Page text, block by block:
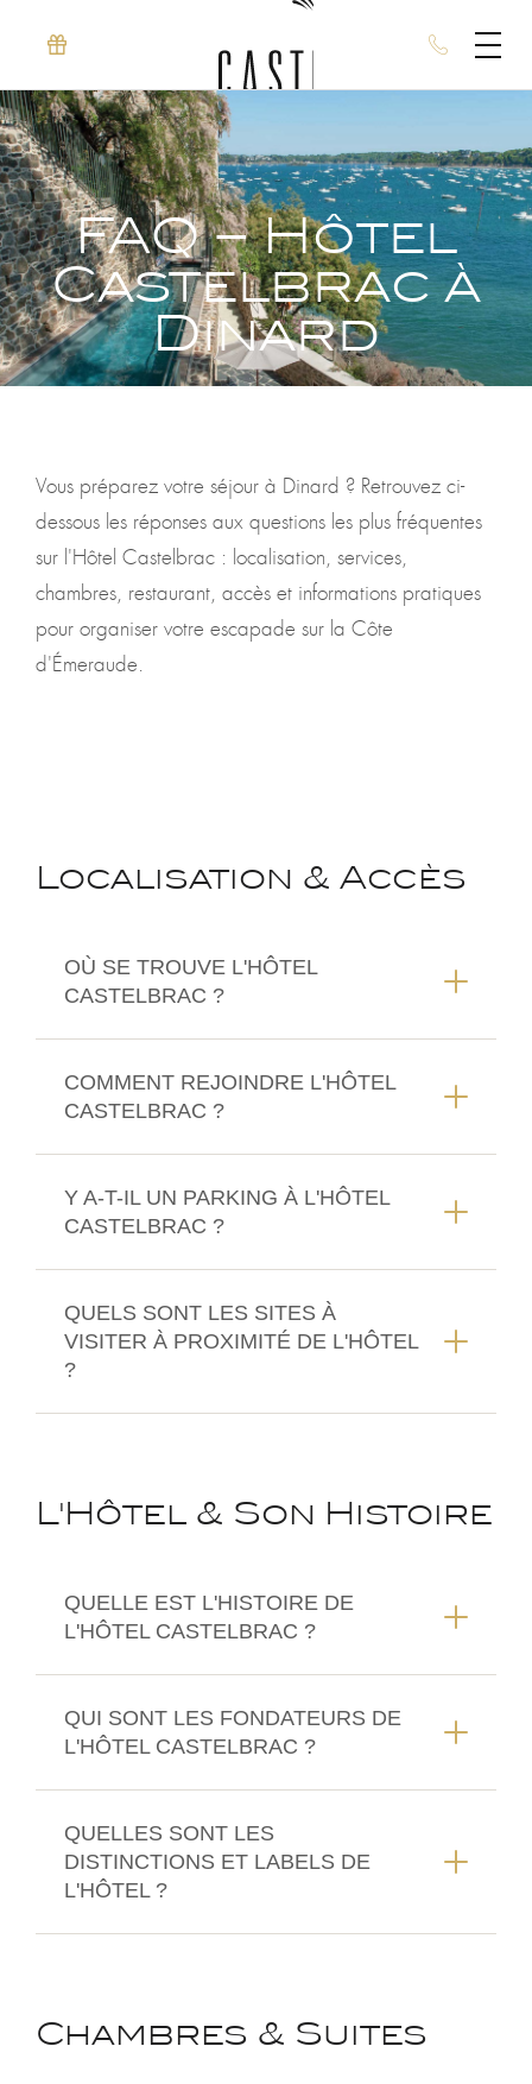
FAQ – Hôtel
Castelbrac à
Dinard
Vous préparez votre séjour à Dinard ? Retrouvez ci-
dessous les réponses aux questions les plus fréquentes
sur l'Hôtel Castelbrac : localisation, services,
chambres, restaurant, accès et informations pratiques
pour organiser votre escapade sur la Côte
d'Émeraude.
Localisation & Accès
OÙ SE TROUVE L'HÔTEL
CASTELBRAC ?
COMMENT REJOINDRE L'HÔTEL
CASTELBRAC ?
Y A-T-IL UN PARKING À L'HÔTEL
CASTELBRAC ?
QUELS SONT LES SITES À
VISITER À PROXIMITÉ DE L'HÔTEL
?
L'Hôtel & Son Histoire
QUELLE EST L'HISTOIRE DE
L'HÔTEL CASTELBRAC ?
QUI SONT LES FONDATEURS DE
L'HÔTEL CASTELBRAC ?
QUELLES SONT LES
DISTINCTIONS ET LABELS DE
L'HÔTEL ?
Chambres & Suites